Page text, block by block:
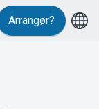
Arrangør?